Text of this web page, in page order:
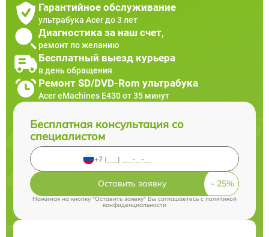
Гарантийное обслуживание
ультрабука Acer до 3 лет
Диагностика за наш счет,
ремонт по желанию
Бесплатный выезд курьера
в день обращения
Ремонт SD/DVD-Rom ультрабука
Acer eMachines E430 от 35 минут
Бесплатная консультация со
специалистом
Оставить заявку
Нажимая на кнопку "Оставить заявку" Вы соглашаетесь cполитикой
конфиденциальности